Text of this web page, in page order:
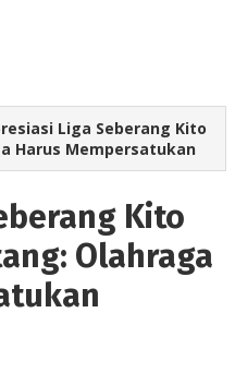
Liga Seberang Kito
Harus Mempersatukan
Kito
Olahraga